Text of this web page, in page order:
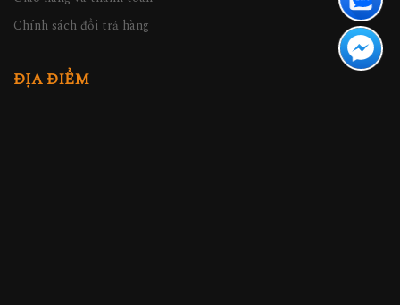
Chính sách đổi trả hàng
ĐỊA ĐIỂM